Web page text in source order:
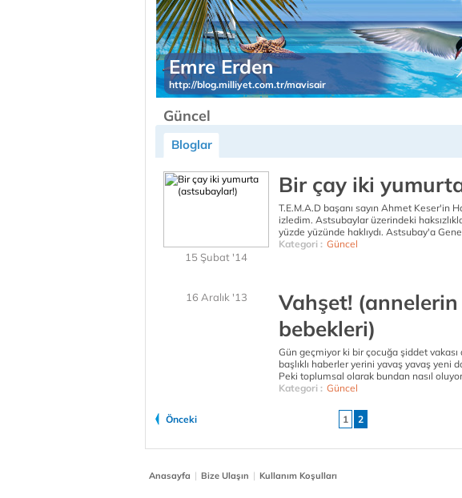
Emre Erden
http://blog.milliyet.com.tr/mavisair
Güncel
Bloglar
15 Şubat '14
Bir çay iki
T.E.M.A.D başanı sayın Ahmet Keser'in
izledim. Astsubaylar üzerindeki
yüzde yüzünde haklıydı. Astsubay'a
Kategori : Güncel
16 Aralık '13
Vahşet!
bebekleri)
Gün geçmiyor ki bir çocuğa şiddet vakası
başlıklı haberler yerini yavaş yavaş yeni
Peki toplumsal olarak bundan nasıl
Kategori : Güncel
Önceki 1 2
Anasayfa | Bize Ulaşın | Kullanım Koşulları